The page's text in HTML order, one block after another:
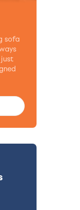
sofa